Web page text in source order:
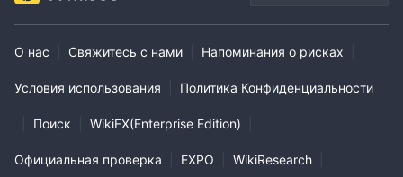
О нас Свяжитесь с нами Напоминания о рисках
Условия использования Политика Конфиденциальности
Поиск WikiFX(Enterprise Edition)
Официальная проверка EXPO WikiResearch